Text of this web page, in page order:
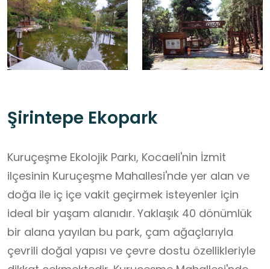
Şirintepe Ekopark
Kuruçeşme Ekolojik Parkı, Kocaeli'nin İzmit
ilçesinin Kuruçeşme Mahallesi'nde yer alan ve
doğa ile iç içe vakit geçirmek isteyenler için
ideal bir yaşam alanıdır. Yaklaşık 40 dönümlük
bir alana yayılan bu park, çam ağaçlarıyla
çevrili doğal yapısı ve çevre dostu özellikleriyle